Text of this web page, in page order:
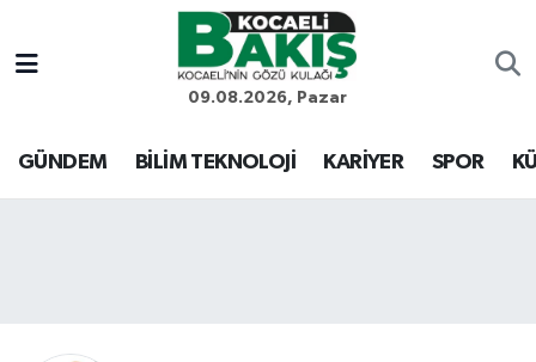
09.08.2026, Pazar
GÜNDEM BİLİM TEKNOLOJİ KARİYER SPOR
Kocaeli Nöbetçi Eczaneler
Kocaeli Hava Durumu